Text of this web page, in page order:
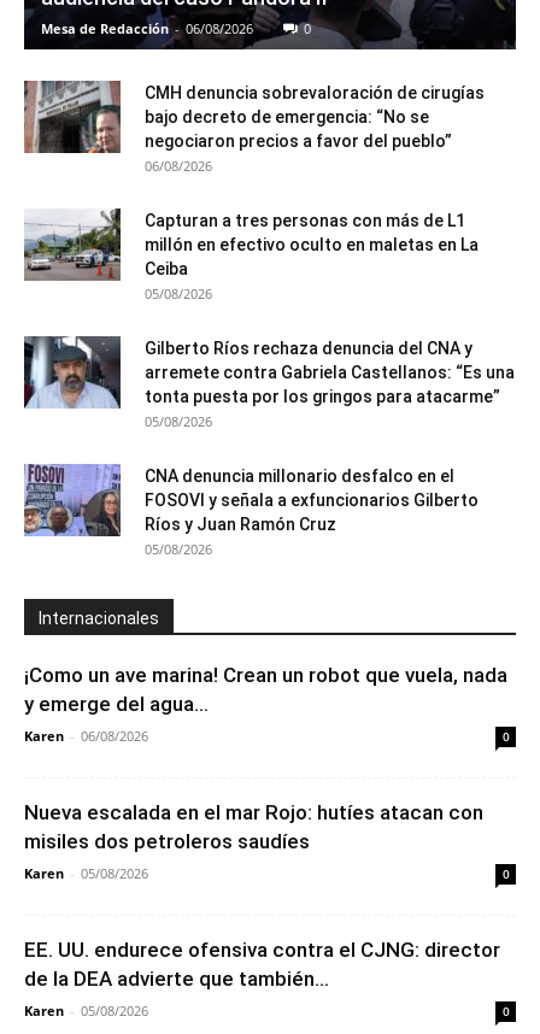
Mesa de Redacción - 06/08/2026 0
CMH denuncia sobrevaloración de cirugías
bajo decreto de emergencia: “No se
negociaron precios a favor del pueblo”
06/08/2026
Capturan a tres personas con más de L1
millón en efectivo oculto en maletas en La
Ceiba
05/08/2026
Gilberto Ríos rechaza denuncia del CNA y
arremete contra Gabriela Castellanos: “Es una
tonta puesta por los gringos para atacarme”
05/08/2026
CNA denuncia millonario desfalco en el
FOSOVI y señala a exfuncionarios Gilberto
Ríos y Juan Ramón Cruz
05/08/2026
Internacionales
¡Como un ave marina! Crean un robot que vuela, nada
y emerge del agua...
Karen - 06/08/2026 0
Nueva escalada en el mar Rojo: hutíes atacan con
misiles dos petroleros saudíes
Karen - 05/08/2026 0
EE. UU. endurece ofensiva contra el CJNG: director
de la DEA advierte que también...
Karen - 05/08/2026 0